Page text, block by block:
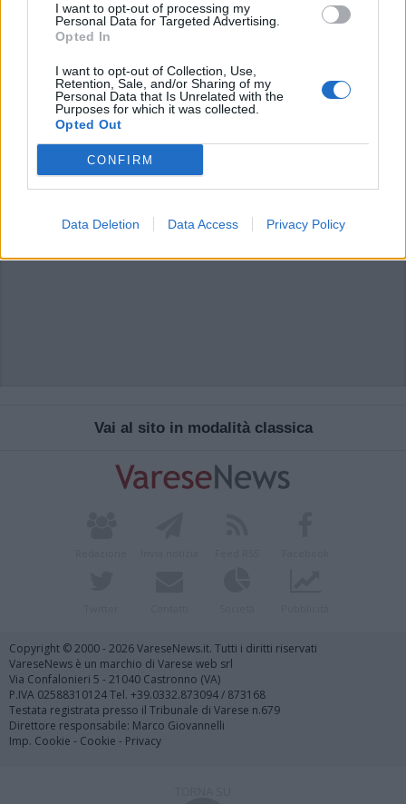
I want to opt-out of processing my
Personal Data for Targeted Advertising.
Opted In
I want to opt-out of Collection, Use,
Retention, Sale, and/or Sharing of my
Personal Data that Is Unrelated with the
Purposes for which it was collected.
Opted Out
CONFIRM
Data Deletion Data Access Privacy Policy
L'email è richiesta ma non verrà mostrata ai visitatori. Il contenuto di questo
commento esprime il pensiero dell'autore e non rappresenta la linea editoriale
di VareseNews.it, che rimane autonoma e indipendente. I messaggi inclusi nei
che includano uno o più link a siti esterni verranno rimossi in automatico dal
Vai al sito in modalità classica
Copyright © 2000 - 2026 VareseNews.it. Tutti i diritti riservati
VareseNews è un marchio di Varese web srl
Via Confalonieri 5 - 21040 Castronno (VA)
P.IVA 02588310124 Tel. +39.0332.873094 / 873168
Testata registrata presso il Tribunale di Varese n.679
Direttore responsabile: Marco Giovannelli
Imp. Cookie - Cookie - Privacy